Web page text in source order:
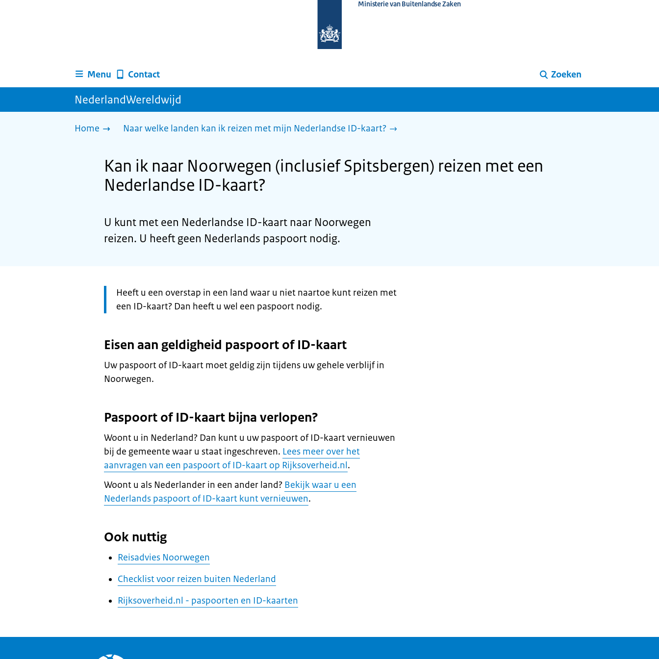
homepage
Ministerie van Buitenlandse Zaken
Menu Contact Zoeken
NederlandWereldwijd
Home Naar welke landen kan ik reizen met mijn Nederlandse ID-kaart?
Kan ik naar Noorwegen (inclusief Spitsbergen) reizen met een
Nederlandse ID-kaart?
U kunt met een Nederlandse ID-kaart naar Noorwegen
reizen. U heeft geen Nederlands paspoort nodig.
Let
op:
Heeft u een overstap in een land waar u niet naartoe kunt reizen met
een ID-kaart? Dan heeft u wel een paspoort nodig.
Eisen aan geldigheid paspoort of ID-kaart
Uw paspoort of ID-kaart moet geldig zijn tijdens uw gehele verblijf in
Noorwegen.
Paspoort of ID-kaart bijna verlopen?
Woont u in Nederland? Dan kunt u uw paspoort of ID-kaart vernieuwen
bij de gemeente waar u staat ingeschreven. Lees meer over het
aanvragen van een paspoort of ID-kaart op Rijksoverheid.nl.
Woont u als Nederlander in een ander land? Bekijk waar u een
Nederlands paspoort of ID-kaart kunt vernieuwen.
Ook nuttig
Reisadvies Noorwegen
Checklist voor reizen buiten Nederland
Rijksoverheid.nl - paspoorten en ID-kaarten